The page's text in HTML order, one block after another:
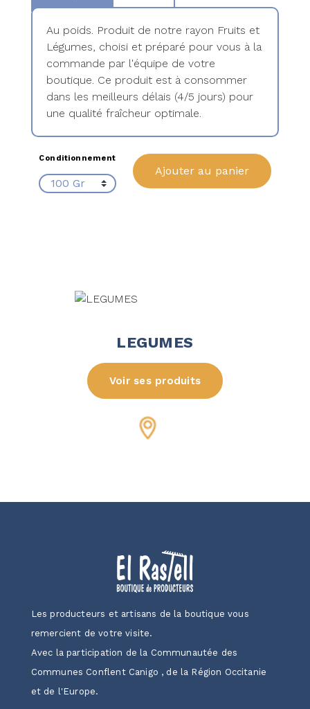
Au poids. Produit de notre rayon Fruits et
Légumes, choisi et préparé pour vous à la
commande par l'équipe de votre
boutique. Ce produit est à consommer
dans les meilleurs délais (4/5 jours) pour
une qualité fraîcheur optimale.
Conditionnement
Ajouter au panier
LEGUMES
Voir ses produits
Les producteurs et artisans de la boutique vous
remercient de votre visite.
Avec la participation de la Communautée des
Communes Conflent Canigo , de la Région Occitanie
et de l'Europe.